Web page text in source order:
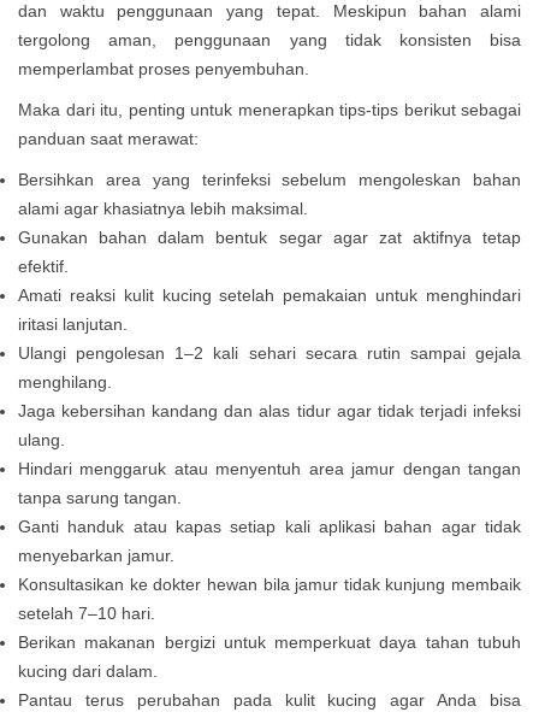
dan waktu penggunaan yang tepat. Meskipun bahan alami
tergolong aman, penggunaan yang tidak konsisten bisa
memperlambat proses penyembuhan.
Maka dari itu, penting untuk menerapkan tips-tips berikut sebagai
panduan saat merawat:
Bersihkan area yang terinfeksi sebelum mengoleskan bahan
alami agar khasiatnya lebih maksimal.
Gunakan bahan dalam bentuk segar agar zat aktifnya tetap
efektif.
Amati reaksi kulit kucing setelah pemakaian untuk menghindari
iritasi lanjutan.
Ulangi pengolesan 1–2 kali sehari secara rutin sampai gejala
menghilang.
Jaga kebersihan kandang dan alas tidur agar tidak terjadi infeksi
ulang.
Hindari menggaruk atau menyentuh area jamur dengan tangan
tanpa sarung tangan.
Ganti handuk atau kapas setiap kali aplikasi bahan agar tidak
menyebarkan jamur.
Konsultasikan ke dokter hewan bila jamur tidak kunjung membaik
setelah 7–10 hari.
Berikan makanan bergizi untuk memperkuat daya tahan tubuh
kucing dari dalam.
Pantau terus perubahan pada kulit kucing agar Anda bisa